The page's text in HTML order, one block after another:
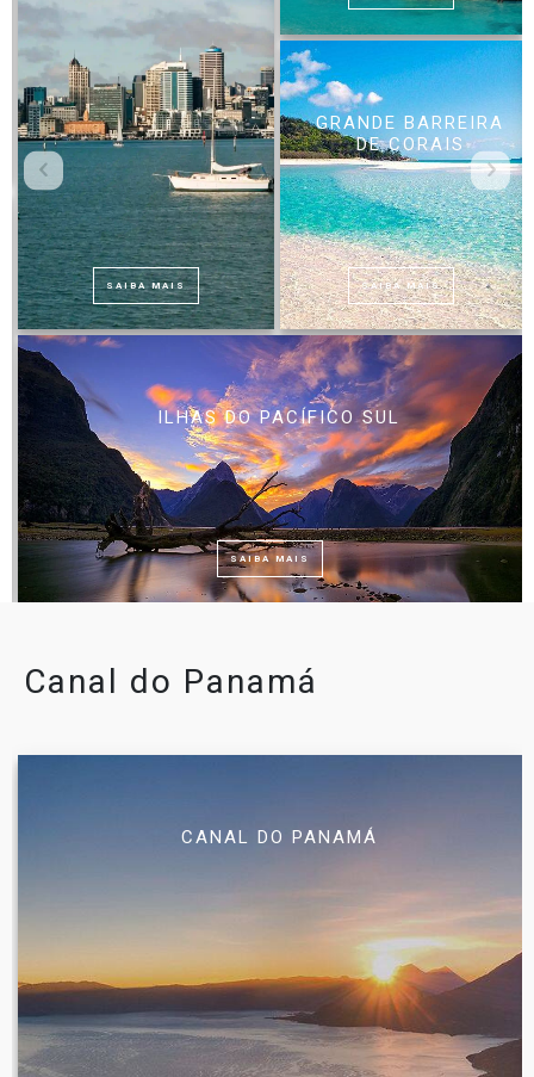
SAIBA MAIS
GRANDE BARREIRA
DE CORAIS
SAIBA MAIS
ILHAS DO PACÍFICO SUL
SAIBA MAIS
Canal do Panamá
CANAL DO PANAMÁ